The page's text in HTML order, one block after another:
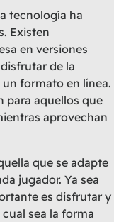
tecnología ha
Existen
en versiones
de la
formato en línea.
para aquellos que
aprovechan
que se adapte
jugador. Ya sea
es disfrutar y
sea la forma